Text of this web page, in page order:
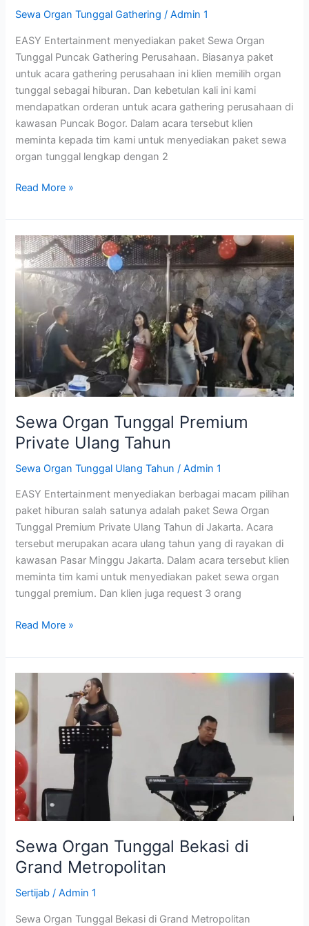
Sewa Organ Tunggal Gathering /Admin 1
EASY Entertainment menyediakan paket Sewa Organ
Tunggal Puncak Gathering Perusahaan. Biasanya paket
untuk acara gathering perusahaan ini klien memilih organ
tunggal sebagai hiburan. Dan kebetulan kali ini kami
mendapatkan orderan untuk acara gathering perusahaan di
kawasan Puncak Bogor. Dalam acara tersebut klien
meminta kepada tim kami untuk menyediakan paket sewa
organ tunggal lengkap dengan 2
Read More »
Sewa Organ Tunggal Premium
Private Ulang Tahun
Sewa Organ Tunggal Ulang Tahun /Admin 1
EASY Entertainment menyediakan berbagai macam pilihan
paket hiburan salah satunya adalah paket Sewa Organ
Tunggal Premium Private Ulang Tahun di Jakarta. Acara
tersebut merupakan acara ulang tahun yang di rayakan di
kawasan Pasar Minggu Jakarta. Dalam acara tersebut klien
meminta tim kami untuk menyediakan paket sewa organ
tunggal premium. Dan klien juga request 3 orang
Sewa
Organ
Tunggal
Premium
Private
Ulang
Tahun
Read More »
Sewa Organ Tunggal Bekasi di
Grand Metropolitan
Sertijab /Admin 1
Sewa Organ Tunggal Bekasi di Grand Metropolitan
Organ
Tunggal
Grand
Metropolitan